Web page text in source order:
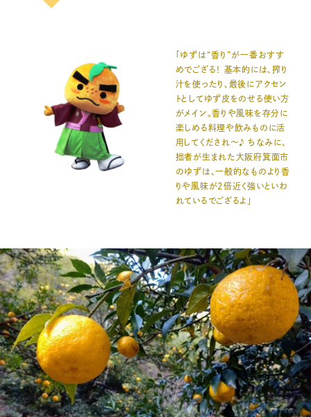
「ゆずは“香り”が一番おすす
めでござる！ 基本的には、搾り
汁を使ったり、最後にアクセン
トとしてゆず皮をのせる使い方
がメイン。香りや風味を存分に
楽しめる料理や飲みものに活
用してくだされ〜♪ ちなみに、
拙者が生まれた大阪府箕面市
のゆずは、一般的なものより香
りや風味が2倍近く強いといわ
れているでござるよ」